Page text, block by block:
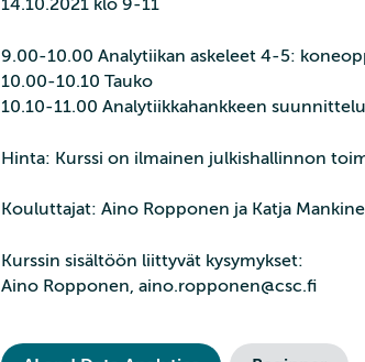
14.10.2021 klo 9-11
9.00-10.00 Analytiikan askeleet 4-5:
10.00-10.10 Tauko
10.10-11.00 Analytiikkahankkeen suunnittelu
Hinta: Kurssi on ilmainen julkishallinnon
Kouluttajat: Aino Ropponen ja Katja
Kurssin sisältöön liittyvät kysymykset:
Aino Ropponen, aino.ropponen@csc.fi